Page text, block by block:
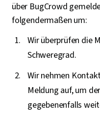
über BugCrowd
folgendermaßen um:
Wir überprüfen die
Schweregrad.
Wir nehmen
Meldung auf, um
gegebenenfalls